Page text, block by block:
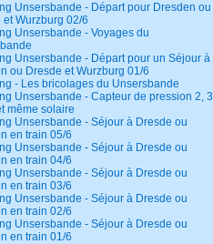
Unsersbande - Départ pour Dresden ou
et Wurzburg 02/6
Unsersbande - Voyages du
Unsersbande - Départ pour un Séjour à
ou Dresde et Wurzburg 01/6
- Les bricolages du Unsersbande
Unsersbande - Capteur de pression 2, 3
même solaire
Unsersbande - Séjour à Dresde ou
en train 05/6
Unsersbande - Séjour à Dresde ou
en train 04/6
Unsersbande - Séjour à Dresde ou
en train 03/6
Unsersbande - Séjour à Dresde ou
en train 02/6
Unsersbande - Séjour à Dresde ou
en train 01/6